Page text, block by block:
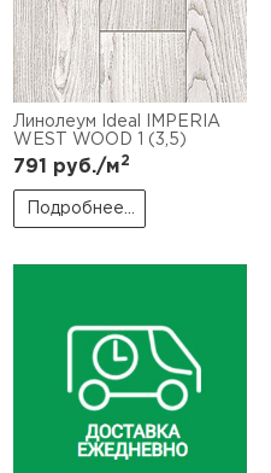
Линолеум Ideal IMPERIA
WEST WOOD 1 (3,5)
791 руб./м2
Подробнее...